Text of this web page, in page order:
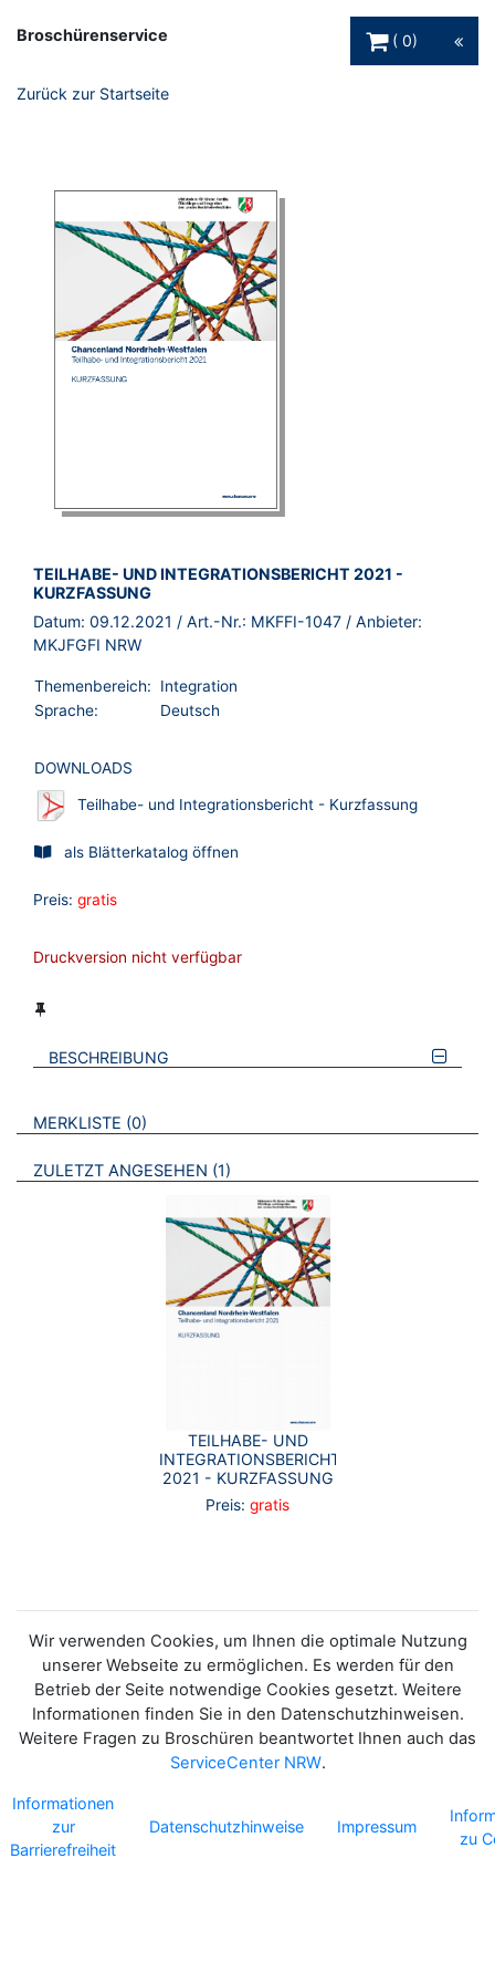
Broschürenservice
0
Zurück zur Startseite
BROSCHÜRE:
TEILHABE- UND INTEGRATIONSBERICHT 2021 -
KURZFASSUNG
Datum: 09.12.2021 / Art.-Nr.: MKFFI-1047 / Anbieter:
MKJFGFI NRW
Themenbereich:
Integration
Sprache:
Deutsch
DOWNLOADS
Teilhabe- und Integrationsbericht - Kurzfassung
als Blätterkatalog öffnen
Preis: gratis
Druckversion nicht verfügbar
BESCHREIBUNG
VERWEISE AUF VERMERKTE- ODER ZULETZT ANGESEHENE
MERKLISTE 0 BROSCHÜREN
ZULETZT ANGESEHEN 1 BROSCHÜREN
TEILHABE- UND
INTEGRATIONSBERICHT
2021 - KURZFASSUNG
Preis: gratis
Wir verwenden Cookies, um Ihnen die optimale Nutzung
unserer Webseite zu ermöglichen. Es werden für den
Betrieb der Seite notwendige Cookies gesetzt. Weitere
Informationen finden Sie in den Datenschutzhinweisen.
Weitere Fragen zu Broschüren beantwortet Ihnen auch das
ServiceCenter NRW.
Informationen
zur
Barrierefreiheit
Datenschutzhinweise Impressum
zu